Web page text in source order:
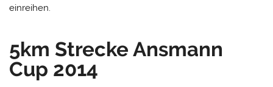
einreihen.
5km Strecke Ansmann
Cup 2014